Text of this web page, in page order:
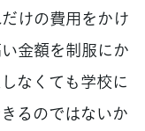
けの費用をかけ
金額を制服にか
なくても学校に
るのではないか